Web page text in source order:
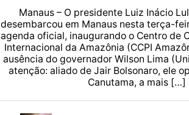
Manaus – O presidente Luiz Inácio
desembarcou em Manaus nesta terça-
agenda oficial, inaugurando o Centro de
Internacional da Amazônia (CCPI
ausência do governador Wilson Lima
atenção: aliado de Jair Bolsonaro, ele
Canutama, a mais […]